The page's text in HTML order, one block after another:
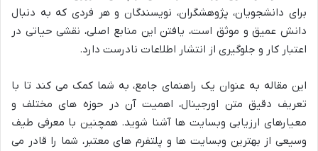
برای دانشجویان، پژوهشگران، نویسندگان و هر فردی که به دنبال
دانش عمیق و موثق است، یافتن این منابع اصلی، نقشی حیاتی در
اعتبار کار و جلوگیری از انتشار اطلاعات نادرست دارد.
این مقاله به عنوان یک راهنمای جامع، به شما کمک می کند تا با
تعریف دقیق متن اورجینال، اهمیت آن در حوزه های مختلف و
معیارهای ارزیابی وبسایت ها آشنا شوید. همچنین با معرفی طیف
وسیعی از بهترین وبسایت ها و پلتفرم های معتبر، شما را قادر می